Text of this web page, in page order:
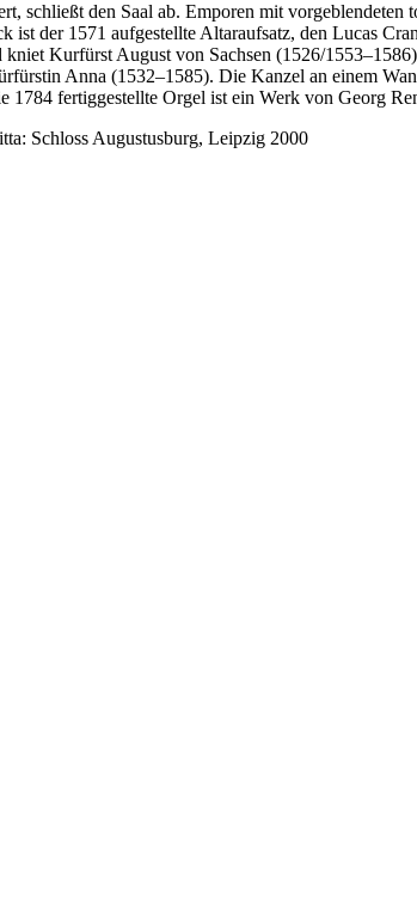
schließt den Saal ab. Emporen mit vorgeblendeten
ist der 1571 aufgestellte Altaraufsatz, den Lucas
Kurfürst August von Sachsen (1526/
Anna (1532–1585). Die Kanzel an einem
1784 fertiggestellte Orgel ist ein Werk von Georg
Schloss Augustusburg, Leipzig 2000